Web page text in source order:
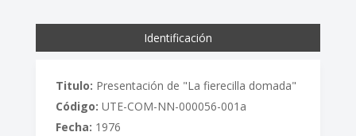
Identificación
Titulo: Presentación de "La fierecilla domada"
Código: UTE-COM-NN-000056-001a
Fecha: 1976